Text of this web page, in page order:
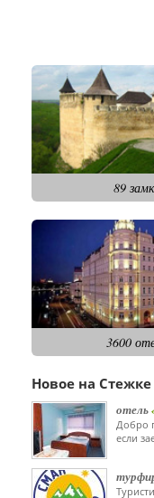
89
3600
Новое на Стежке
отель
Добро
если